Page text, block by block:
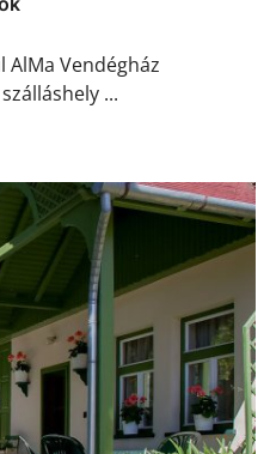
Vendégház
...